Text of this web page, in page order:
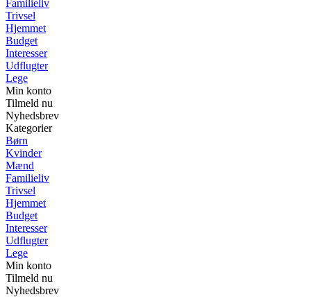
Familieliv
Trivsel
Hjemmet
Budget
Interesser
Udflugter
Lege
Min konto
Tilmeld nu
Nyhedsbrev
Kategorier
Børn
Kvinder
Mænd
Familieliv
Trivsel
Hjemmet
Budget
Interesser
Udflugter
Lege
Min konto
Tilmeld nu
Nyhedsbrev